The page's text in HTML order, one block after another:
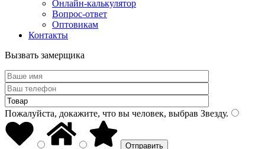
Онлайн-калькулятор
Вопрос-ответ
Оптовикам
Контакты
Вызвать замерщика
Пожалуйста, докажите, что вы человек, выбрав Звезду.